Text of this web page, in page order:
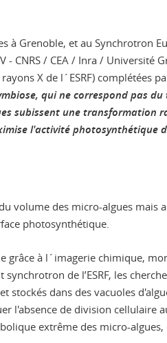
Grenoble, et au Synchrotron
CNRS / CEA / Inra / Université
X de l´ESRF) complétées
qui ne correspond pas
subissent une
l'activité photosynthétique
volume des micro-algues
photosynthétique.
à l´imagerie chimique,
de l’ESRF, les
dans des vacuoles
l'absence de division cellulaire
extrême des micro-